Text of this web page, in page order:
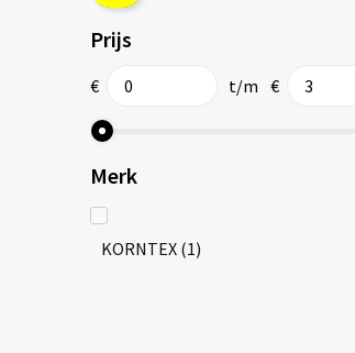
Prijs
€ t/m €
Merk
KORNTEX (1)